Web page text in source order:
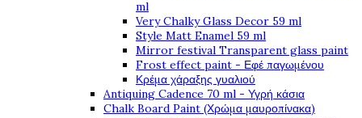
ml
Very Chalky Glass Decor 59 ml
Style Matt Enamel 59 ml
Mirror festival Transparent glass paint
Frost effect paint - Εφέ παγωμένου
Κρέμα χάραξης γυαλιού
Antiquing Cadence 70 ml - Υγρή κάσια
Chalk Board Paint (Χρώμα μαυροπίνακα)